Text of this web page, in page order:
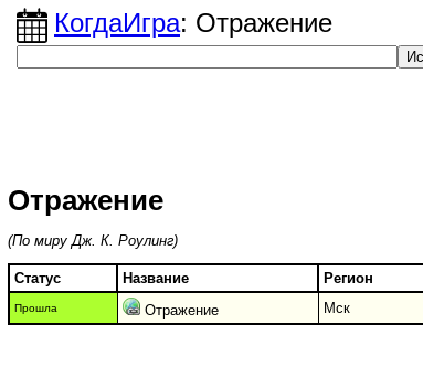
КогдаИгра: Отражение
Отражение
(По миру Дж. К. Роулинг)
Статус Название Регион
Прошла Отражение Мск